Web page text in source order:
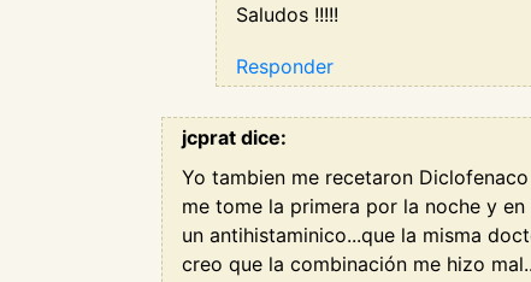
Saludos !!!!!
Responder
jcprat dice:
Yo tambien me recetaron
me tome la primera por la noche y
un antihistaminico...que la misma
creo que la combinación me hizo